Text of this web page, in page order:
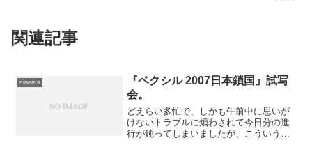
関連記事
cinema
『ベクシル 2007日本鎖国』試写
会。
どえらい多忙で、しかも午前中に思いが
けないトラブルに煩わされて今日分の進
行が鈍ってしまいましたが、こういう機